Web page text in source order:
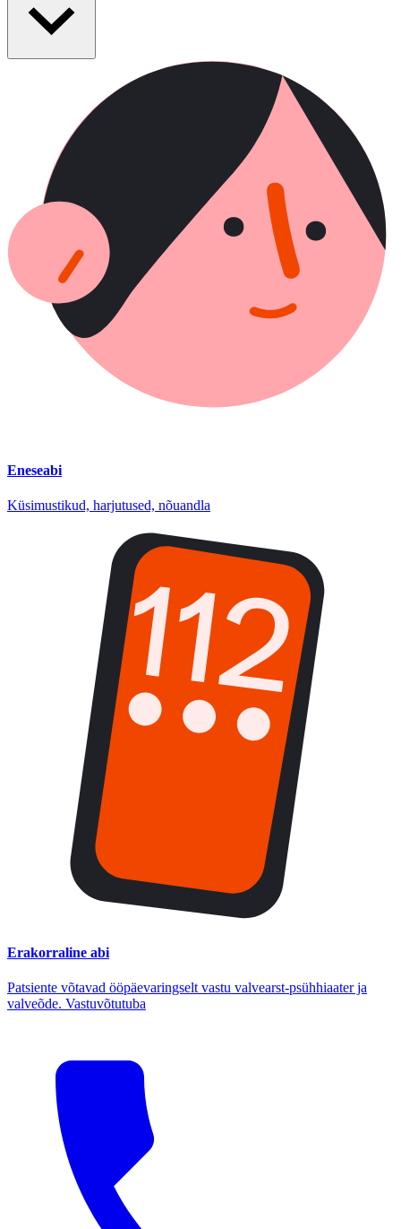
Eneseabi
Küsimustikud, harjutused, nõuandla
Erakorraline abi
Patsiente võtavad ööpäevaringselt vastu valvearst-psühhiaater ja
valveõde. Vastuvõtutuba